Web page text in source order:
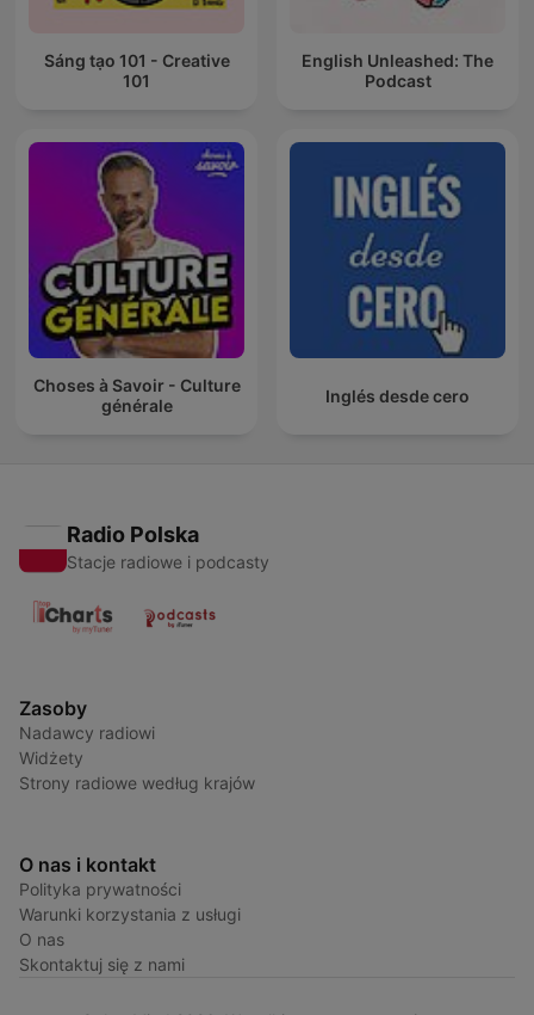
Sáng tạo 101 - Creative
101
English Unleashed: The
Podcast
Choses à Savoir - Culture
générale
Inglés desde cero
Radio Polska
Stacje radiowe i podcasty
Zasoby
Nadawcy radiowi
Widżety
Strony radiowe według krajów
O nas i kontakt
Polityka prywatności
Warunki korzystania z usługi
O nas
Skontaktuj się z nami